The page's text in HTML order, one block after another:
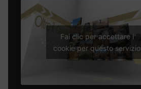
Fai clic per accettare i
cookie per questo servizio